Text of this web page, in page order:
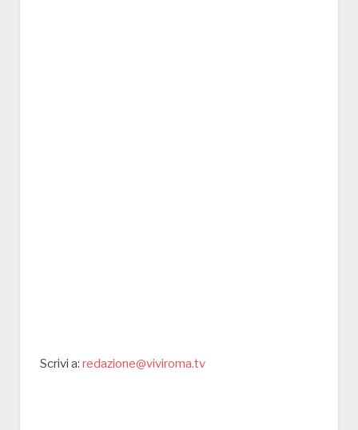
Scrivi a: redazione@viviroma.tv